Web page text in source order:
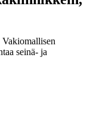
seinä- ja